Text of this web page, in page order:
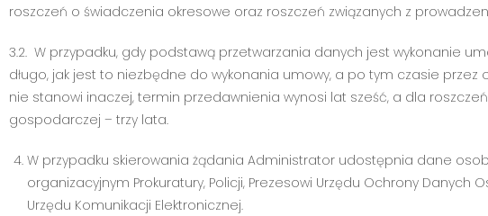
roszczeń o świadczenia okresowe oraz roszczeń związanych z
3.2. W przypadku, gdy podstawą przetwarzania danych jest wykonanie
długo, jak jest to niezbędne do wykonania umowy, a po tym czasie
nie stanowi inaczej, termin przedawnienia wynosi lat sześć, a dla
gospodarczej – trzy lata.
W przypadku skierowania żądania Administrator udostępnia dane
organizacyjnym Prokuratury, Policji, Prezesowi Urzędu Ochrony
Urzędu Komunikacji Elektronicznej.